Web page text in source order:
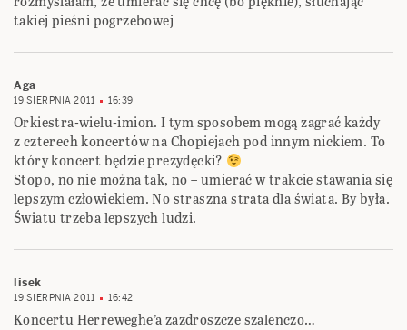
takiej pieśni pogrzebowej
Aga
19 SIERPNIA 2011 16:39
Orkiestra-wielu-imion. I tym sposobem mogą zagrać każdy
z czterech koncertów na Chopiejach pod innym nickiem. To
który koncert będzie prezydęcki?
Stopo, no nie można tak, no – umierać w trakcie stawania się
lepszym człowiekiem. No straszna strata dla świata. By była.
Światu trzeba lepszych ludzi.
lisek
19 SIERPNIA 2011 16:42
Koncertu Herreweghe’a zazdroszcze szalenczo…